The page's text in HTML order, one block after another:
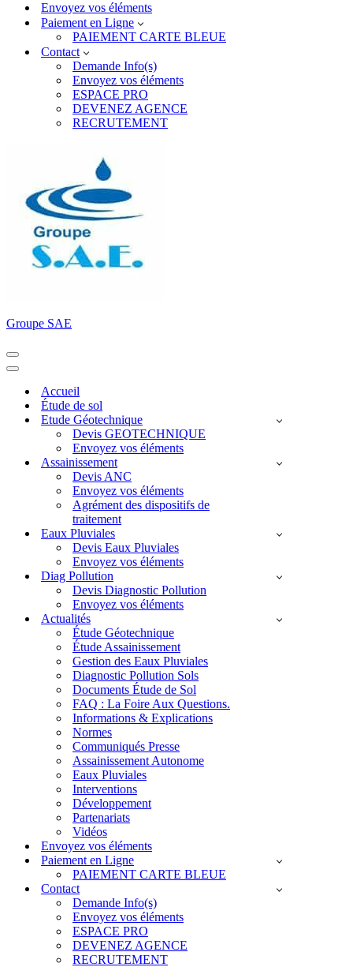
Envoyez vos éléments
Paiement en Ligne
PAIEMENT CARTE BLEUE
Contact
Demande Info(s)
Envoyez vos éléments
ESPACE PRO
DEVENEZ AGENCE
RECRUTEMENT
Groupe SAE
Menu
de
Menu
navigationAccueil
Étude de sol
Etude Géotechnique
Devis GEOTECHNIQUE
Envoyez vos éléments
Assainissement
Devis ANC
Envoyez vos éléments
Agrément des dispositifs de
traitement
Eaux Pluviales
Devis Eaux Pluviales
Envoyez vos éléments
Diag Pollution
Devis Diagnostic Pollution
Envoyez vos éléments
Actualités
Étude Géotechnique
Étude Assainissement
Gestion des Eaux Pluviales
Diagnostic Pollution Sols
Documents Étude de Sol
FAQ : La Foire Aux Questions.
Informations & Explications
Normes
Communiqués Presse
Assainissement Autonome
Eaux Pluviales
Interventions
Développement
Partenariats
Vidéos
Envoyez vos éléments
Paiement en Ligne
PAIEMENT CARTE BLEUE
Contact
Demande Info(s)
Envoyez vos éléments
ESPACE PRO
DEVENEZ AGENCE
RECRUTEMENT